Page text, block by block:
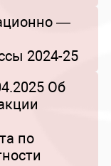
—
2024-25
Об
по